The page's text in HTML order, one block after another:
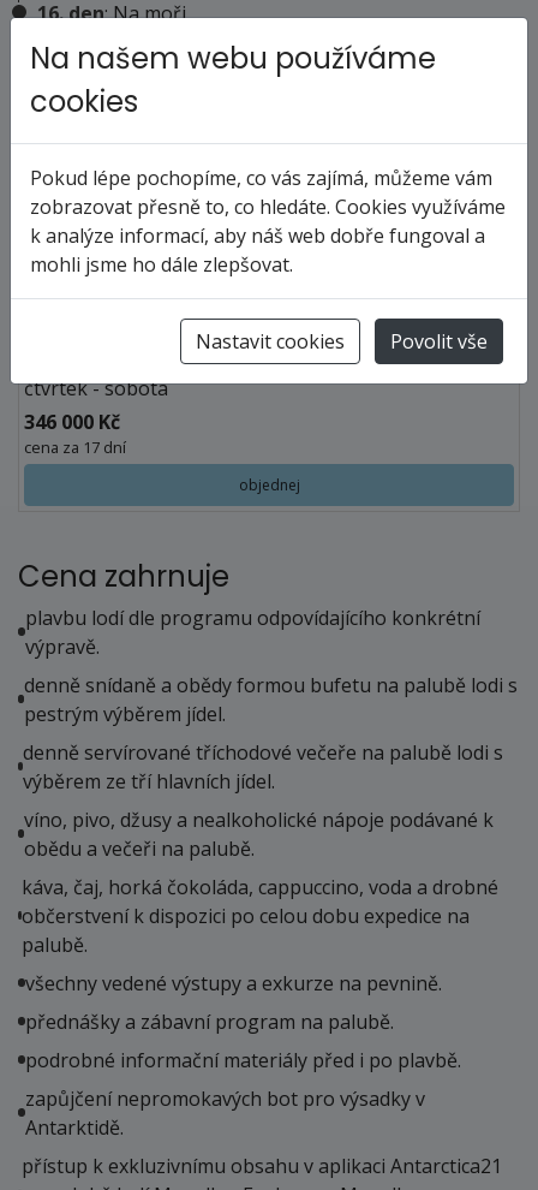
16. den: Na moři
17. den: Po příjezdu do Punta Arenas proběhne
vylodění a skupinový transfer do centra města, kde
expedice končí. Explorers House vám zůstane po celý
den k dispozici.
Termíny a ceny
říjen 2027
čtvrtek - sobota
346 000 Kč
cena za 17 dní
objednej
Cena zahrnuje
plavbu lodí dle programu odpovídajícího konkrétní
výpravě.
denně snídaně a obědy formou bufetu na palubě lodi s
pestrým výběrem jídel.
denně servírované tříchodové večeře na palubě lodi s
výběrem ze tří hlavních jídel.
víno, pivo, džusy a nealkoholické nápoje podávané k
obědu a večeři na palubě.
káva, čaj, horká čokoláda, cappuccino, voda a drobné
občerstvení k dispozici po celou dobu expedice na
palubě.
všechny vedené výstupy a exkurze na pevnině.
přednášky a zábavní program na palubě.
podrobné informační materiály před i po plavbě.
zapůjčení nepromokavých bot pro výsadky v
Antarktidě.
přístup k exkluzivnímu obsahu v aplikaci Antarctica21
Na našem webu používáme
cookies
Pokud lépe pochopíme, co vás zajímá, můžeme vám
zobrazovat přesně to, co hledáte. Cookies využíváme
k analýze informací, aby náš web dobře fungoval a
mohli jsme ho dále zlepšovat.
Nastavit cookies Povolit vše